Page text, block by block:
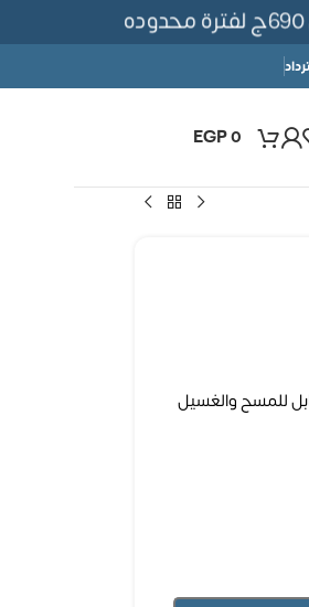
EGP0
للمسح والغسيل